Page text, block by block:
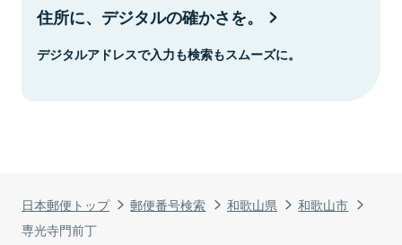
日本郵便トップ 郵便番号検索 和歌山県
和歌山市
専光寺門前丁
住所に、デジタルの確かさを。
デジタルアドレスで入力も検索もスムーズに。